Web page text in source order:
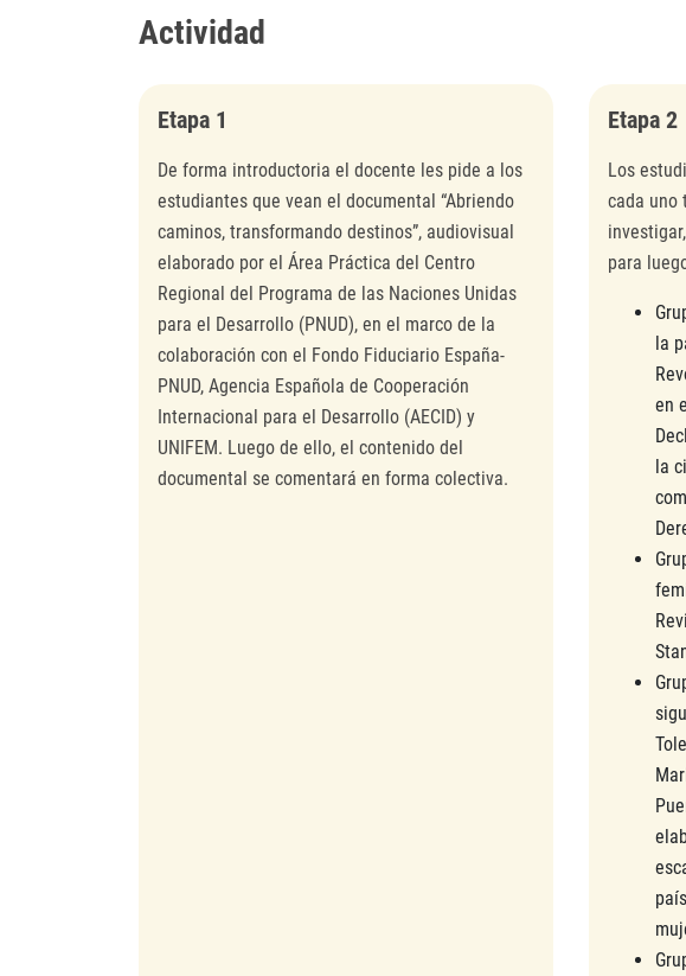
Actividad
Etapa 1
De forma introductoria el docente les pide a los
estudiantes que vean el documental “Abriendo
caminos, transformando destinos”, audiovisual
elaborado por el Área Práctica del Centro
Regional del Programa de las Naciones Unidas
para el Desarrollo (PNUD), en el marco de la
colaboración con el Fondo Fiduciario España-
PNUD, Agencia Española de Cooperación
Internacional para el Desarrollo (AECID) y
UNIFEM. Luego de ello, el contenido del
documental se comentará en forma colectiva.
Etapa 2
Los
cada uno
para
la
en
la